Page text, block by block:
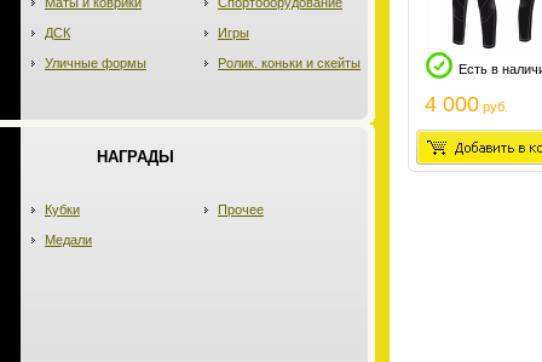
ДСК
Уличные формы
Игры
Ролик. коньки и скейты
НАГРАДЫ
Кубки
Медали
Прочее
Есть в
4 000 руб.